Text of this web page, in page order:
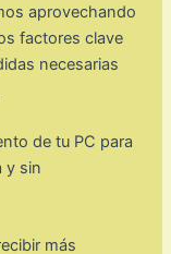
aprovechando
factores clave
necesarias
de tu PC para
y sin
más